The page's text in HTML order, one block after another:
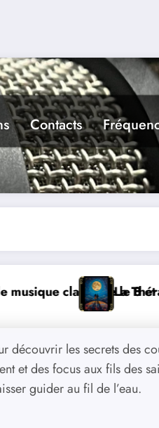
Contacts
aoûtLégendaire dimanche
découvrir les secrets des
et des focus aux fils des
guider au fil de l’eau.